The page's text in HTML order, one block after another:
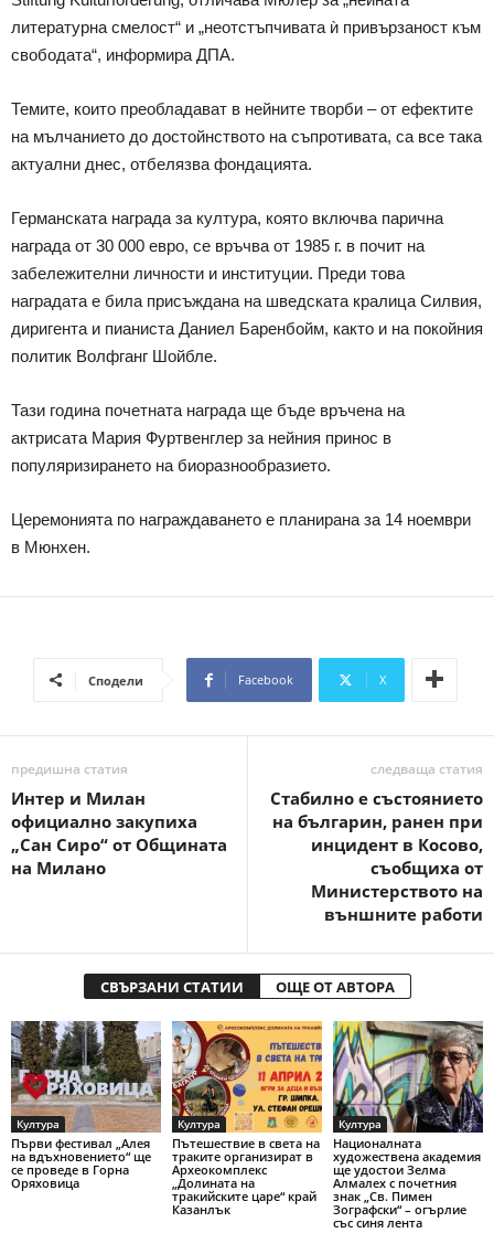
литературна смелост“ и „неотстъпчивата ѝ привързаност към
свободата“, информира ДПА.
Темите, които преобладават в нейните творби – от ефектите
на мълчанието до достойнството на съпротивата, са все така
актуални днес, отбелязва фондацията.
Германската награда за култура, която включва парична
награда от 30 000 евро, се връчва от 1985 г. в почит на
забележителни личности и институции. Преди това
наградата е била присъждана на шведската кралица Силвия,
диригента и пианиста Даниел Баренбойм, както и на покойния
политик Волфганг Шойбле.
Тази година почетната награда ще бъде връчена на
актрисата Мария Фуртвенглер за нейния принос в
популяризирането на биоразнообразието.
Церемонията по награждаването е планирана за 14 ноември
в Мюнхен.
Сподели Facebook X
предишна статия
Интер и Милан
официално закупиха
„Сан Сиро“ от Общината
на Милано
следваща статия
Стабилно е състоянието
на българин, ранен при
инцидент в Косово,
съобщиха от
Министерството на
външните работи
СВЪРЗАНИ СТАТИИ ОЩЕ ОТ АВТОРА
Култура
Първи фестивал „Алея
на вдъхновението“ ще
се проведе в Горна
Оряховица
Култура
Пътешествие в света на
траките организират в
Археокомплекс
„Долината на
тракийските царе“ край
Казанлък
Култура
Националната
художествена академия
ще удостои Зелма
Алмалех с почетния
знак „Св. Пимен
Зографски“ – огърлие
със синя лента